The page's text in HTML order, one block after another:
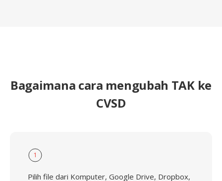
Bagaimana cara mengubah TAK ke
CVSD
1
Pilih file dari Komputer, Google Drive, Dropbox,